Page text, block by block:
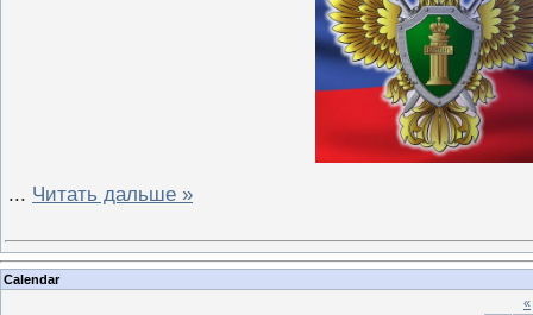
... Читать дальше »
Calendar
«